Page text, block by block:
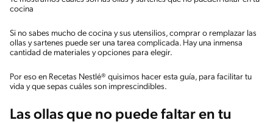
cocina
Si no sabes mucho de cocina y sus utensilios, comprar o remplazar las
ollas y sartenes puede ser una tarea complicada. Hay una inmensa
cantidad de materiales y opciones para elegir.
Por eso en Recetas Nestlé® quisimos hacer esta guía, para facilitar tu
vida y que sepas cuáles son imprescindibles.
Las ollas que no puede faltar en tu